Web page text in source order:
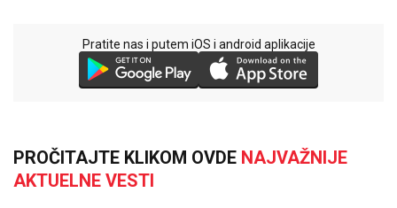
Pratite nas i putem iOS i android aplikacije
PROČITAJTE KLIKOM OVDE NAJVAŽNIJE
AKTUELNE VESTI